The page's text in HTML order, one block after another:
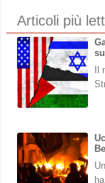
Articoli più
Il